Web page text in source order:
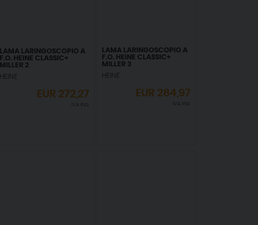
LAMA LARINGOSCOPIO A
F.O. HEINE CLASSIC+
MILLER 2
HEINE
EUR 272,27
IVA incl.
LAMA LARINGOSCOPIO A
F.O. HEINE CLASSIC+
MILLER 3
HEINE
EUR 284,97
IVA incl.